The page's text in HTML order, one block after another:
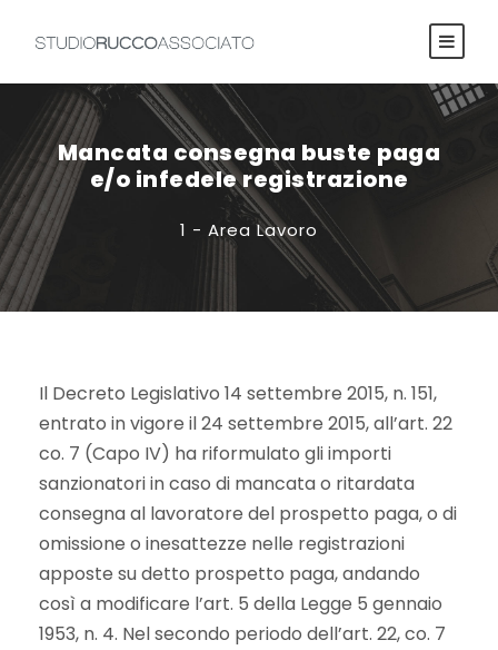
Mancata consegna buste paga
e/o infedele registrazione
1 - Area Lavoro
Il Decreto Legislativo 14 settembre 2015, n. 151,
entrato in vigore il 24 settembre 2015, all’art. 22
co. 7 (Capo IV) ha riformulato gli importi
sanzionatori in caso di mancata o ritardata
consegna al lavoratore del prospetto paga, o di
omissione o inesattezze nelle registrazioni
apposte su detto prospetto paga, andando
così a modificare l’art. 5 della Legge 5 gennaio
1953, n. 4. Nel secondo periodo dell’art. 22, co. 7